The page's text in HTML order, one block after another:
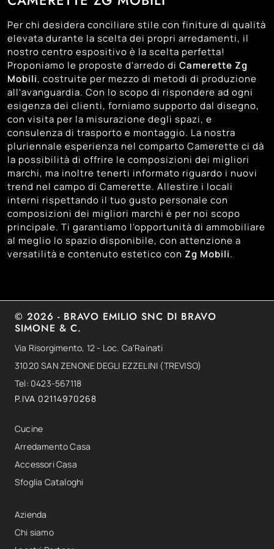
Treviso 134
Venezia
Vicenza 99
Per chi desidera conciliare stile con finiture di qualità
elevata durante la scelta dei propri arredamenti, il
nostro centro espositivo è la scelta perfetta!
Proponiamo le proposte d'arredo di Camerette Zg
Mobili, costruite per mezzo di metodi di produzione
all'avanguardia. Con lo scopo di rispondere ad ogni
esigenza dei clienti, forniamo supporto dal disegno,
con visita per la misurazione degli spazi, e
consulenza di trasporto e montaggio. La nostra
pluriennale esperienza nel comparto Camerette ci dà
la possibilità di offrire le composizioni dei migliori
marchi, ma inoltre tenerti informato riguardo i nuovi
trend nel campo di Camerette. Allestire i locali
interni rispettando il tuo gusto personale con
composizioni dei migliori marchi è per noi scopo
principale. Ti garantiamo l'opportunità di ammobiliare
al meglio lo spazio disponibile, con attenzione a
versatilità e contenuto estetico con Zg Mobili.
© 2026 - BRAVO EMILIO SNC DI BRAVO
SIMONE & C.
Via Risorgimento, 12 - Loc. Ca'Rainati
31020 SAN ZENONE DEGLI EZZELINI (TREVISO)
Tel: 0423-567118
P.IVA 02114970268
Cucine
Arredamento Casa
Accessori Casa
Sfoglia Cataloghi
Azienda
Chi siamo